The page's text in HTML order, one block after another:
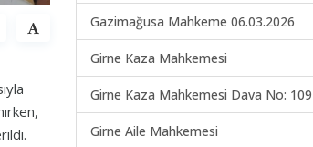
Gazimağusa Mahkeme 06.03.2026
Girne Kaza Mahkemesi
Girne Kaza Mahkemesi Dava No:
Girne Aile Mahkemesi